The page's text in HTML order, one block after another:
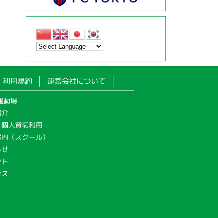
利用規約 運営会社について
動場
人貸切利用
（スクール）